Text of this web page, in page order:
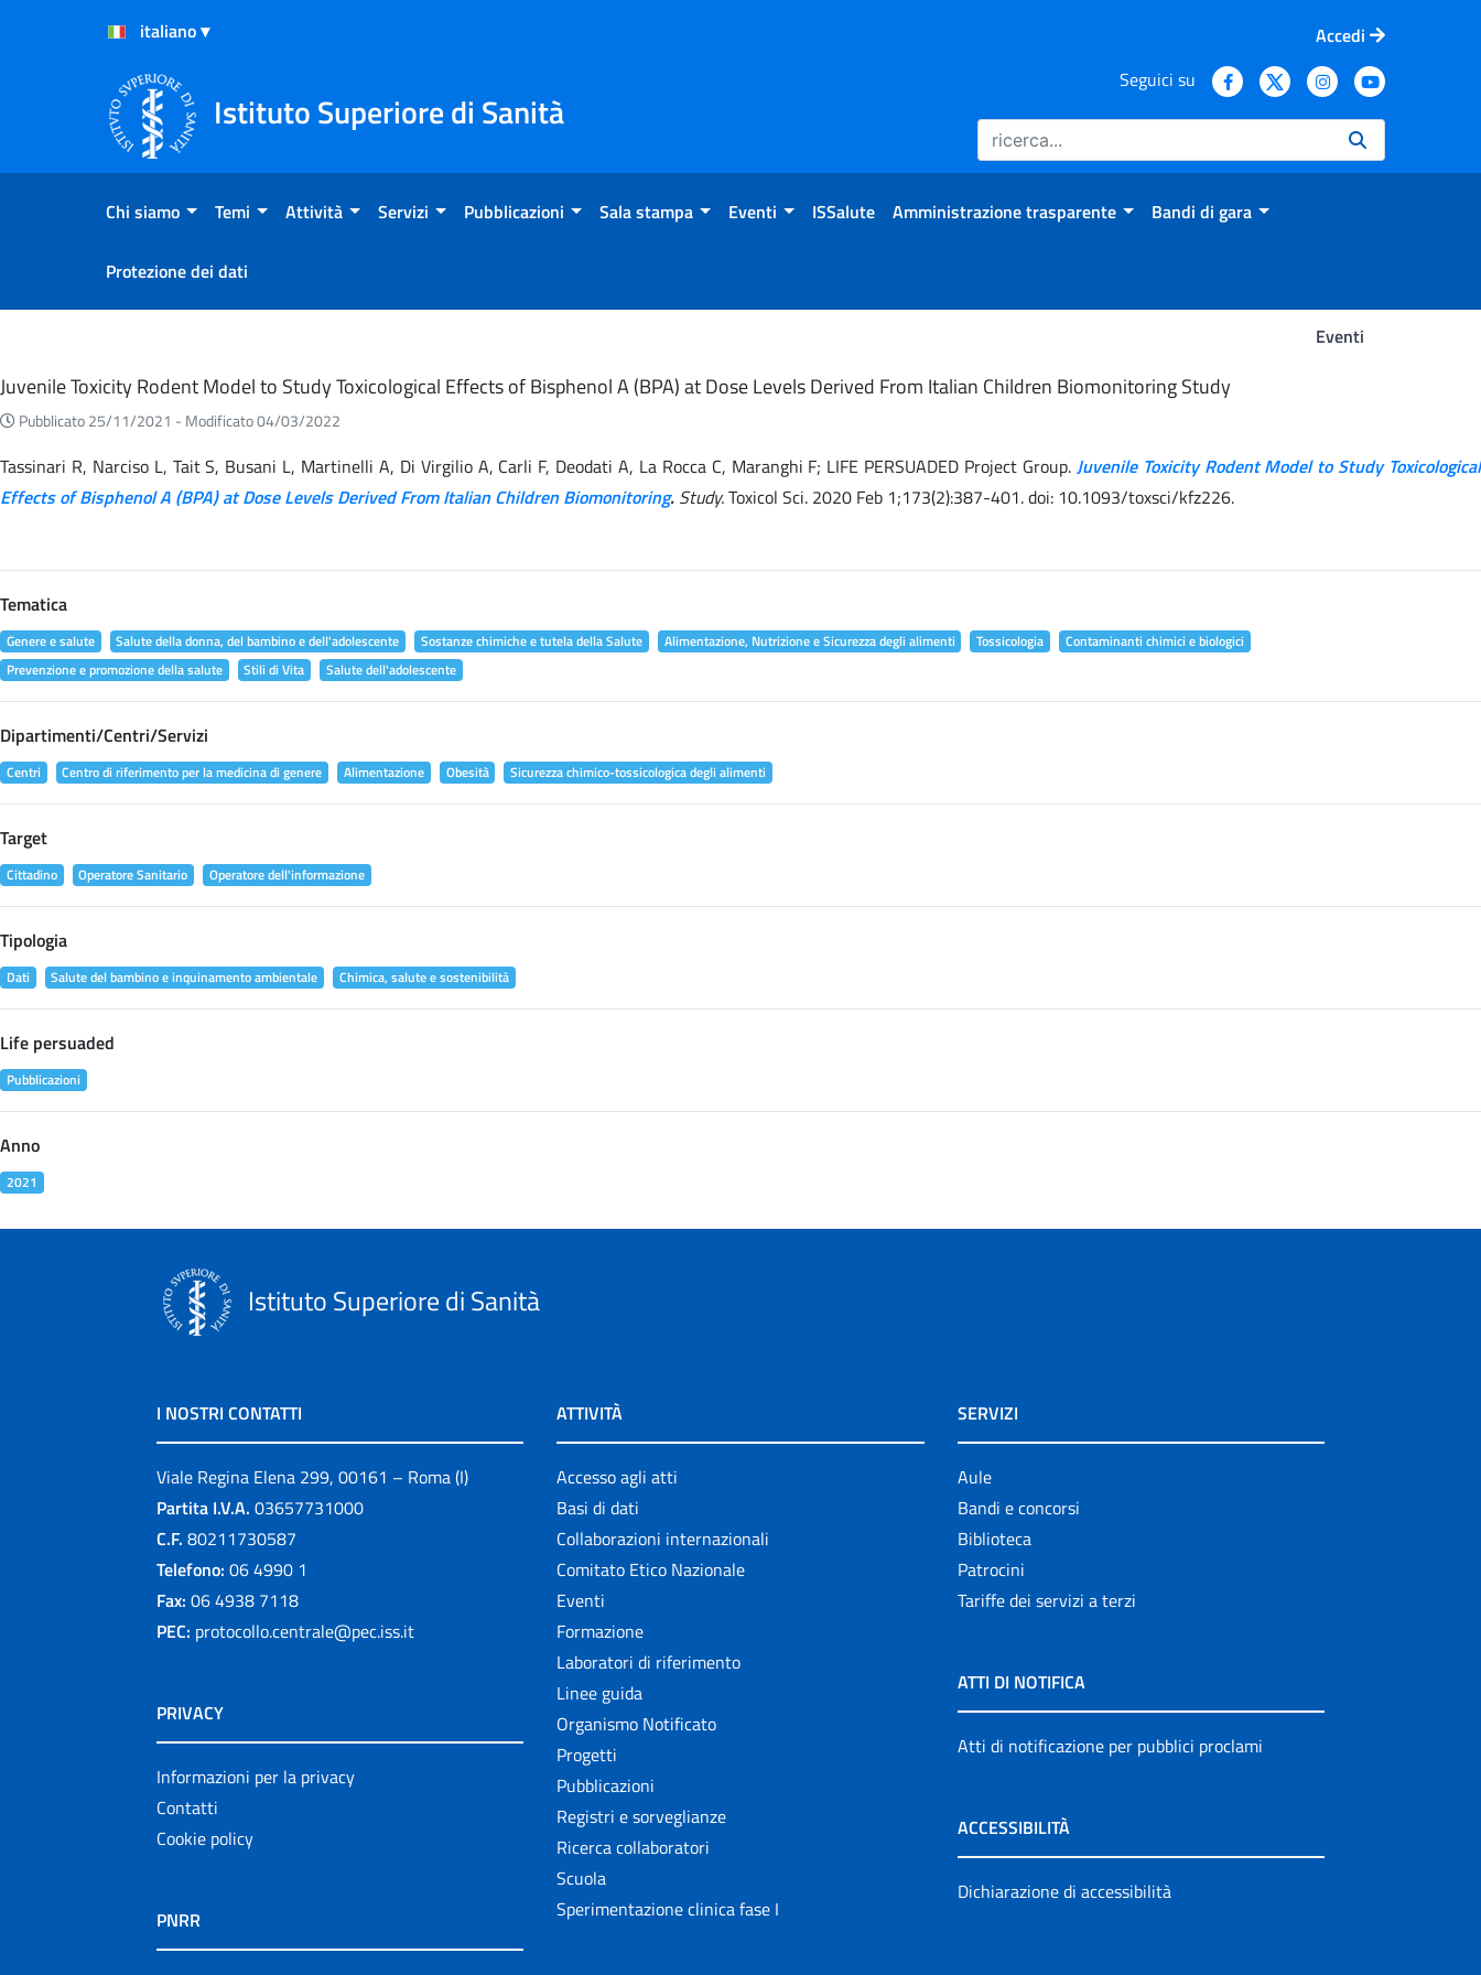
Salta al Contenuto
Salta al Footer
Accedi
Istituto Superiore di Sanità
Seguici su
Chi siamo Temi Attività Servizi Pubblicazioni Sala stampa Eventi ISSalute Amministrazione trasparente Bandi di gara
Protezione dei dati
Eventi
Eventi
Juvenile Toxicity Rodent Model to Study Toxicological Effects of Bisphenol A (BPA) at Dose Levels Derived From Italian Children Biomonitoring Study
Pubblicato 25/11/2021 - Modificato 04/03/2022
Tassinari R, Narciso L, Tait S, Busani L, Martinelli A, Di Virgilio A, Carli F, Deodati A, La Rocca C, Maranghi F; LIFE PERSUADED Project Group. Juvenile Toxicity Rodent Model to Study Toxicological
Effects of Bisphenol A (BPA) at Dose Levels Derived From Italian Children Biomonitoring. Study.Toxicol Sci. 2020 Feb 1;173(2):387-401. doi: 10.1093/toxsci/kfz226.
Tematica
Genere e salute Salute della donna, del bambino e dell'adolescente Sostanze chimiche e tutela della Salute Alimentazione, Nutrizione e Sicurezza degli alimenti Tossicologia
Contaminanti chimici e biologici
Prevenzione e promozione della salute
Stili di Vita Salute dell'adolescente
Dipartimenti/Centri/Servizi
Centri Centro di riferimento per la medicina di genere Alimentazione Obesità Sicurezza chimico-tossicologica degli alimenti
Target
Cittadino Operatore Sanitario Operatore dell'informazione
Tipologia
Dati Salute del bambino e inquinamento ambientale Chimica, salute e sostenibilità
Life persuaded
Pubblicazioni
Anno
2021
Istituto Superiore di Sanità
I NOSTRI CONTATTI
Viale Regina Elena 299, 00161 – Roma (I)
Partita I.V.A. 03657731000
C.F. 80211730587
Telefono: 06 4990 1
Fax: 06 4938 7118
PEC: protocollo.centrale@pec.iss.it
PRIVACY
Informazioni per la privacy
Contatti
Cookie policy
PNRR
ATTIVITÀ
Accesso agli atti
Basi di dati
Collaborazioni internazionali
Comitato Etico Nazionale
Eventi
Formazione
Laboratori di riferimento
Linee guida
Organismo Notificato
Progetti
Pubblicazioni
Registri e sorveglianze
Ricerca collaboratori
Scuola
Sperimentazione clinica fase I
SERVIZI
Aule
Bandi e concorsi
Biblioteca
Patrocini
Tariffe dei servizi a terzi
ATTI DI NOTIFICA
Atti di notificazione per pubblici proclami
ACCESSIBILITÀ
Dichiarazione di accessibilità